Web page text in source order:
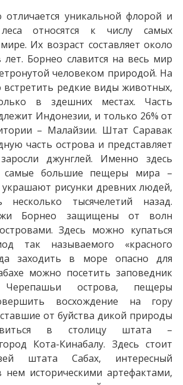
отличается уникальной флорой и
относятся к числу самых
Их возраст составляет около
лет. Борнео славится на весь мир
человеком природой. На
редкие виды животных,
в здешних местах. Часть
Индонезии, и только 26% от
– Малайзии. Штат Саравак
часть острова и представляет
джунглей. Именно здесь
самые большие пещеры мира –
рисунки древних людей,
тысячелетий назад.
Борнео защищены от волн
Здесь можно купаться
так называемого «красного
заходить в море опасно для
можно посетить заповедник
Черепашьи острова, пещеры
восхождение на гору
от буйства дикой природы
в столицу штата –
Кота-Кинабалу. Здесь стоит
штата Сабах, интересный
нем историческими артефактами,